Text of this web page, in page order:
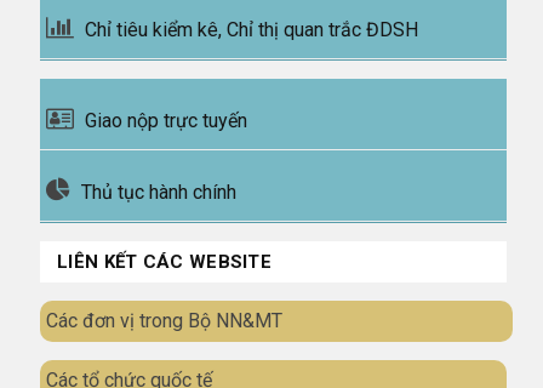
Chỉ tiêu kiểm kê, Chỉ thị quan trắc ĐDSH
Giao nộp trực tuyến
Thủ tục hành chính
LIÊN KẾT CÁC WEBSITE
Các đơn vị trong Bộ NN&MT
Các tổ chức quốc tế